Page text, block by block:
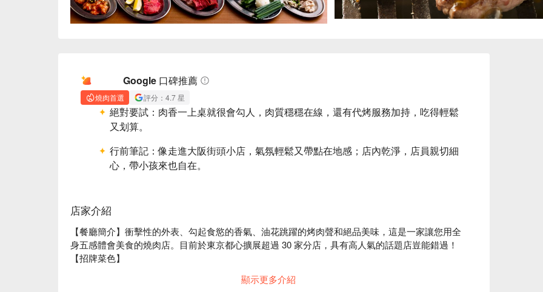
Google 口碑推薦
燒肉首選 評分：4.7 星
絕對要試： 肉香一上桌就很會勾人，肉質穩穩在線，還有代烤服務加持，吃得輕鬆
又划算。
行前筆記：像走進大阪街頭小店，氣氛輕鬆又帶點在地感；店內乾淨，店員親切細
心，帶小孩來也自在。
店家介紹
【餐廳簡介】衝擊性的外表、勾起食慾的香氣、油花跳躍的烤肉聲和絕品美味，這是一家讓您用全
身五感體會美食的燒肉店。目前於東京都心擴展超過 30 家分店，具有高人氣的話題店豈能錯過！
【招牌菜色】
4 個部位超滿足，怪不得蟬聯人氣商品第一名。搭配碎蔥以及生菜一起食用，美味更加倍！
顯示更多介紹